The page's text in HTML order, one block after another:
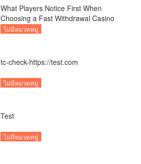
What Players Notice First When
Choosing a Fast Withdrawal Casino
UK
ไม่มีหมวดหมู่
tc-check-https://test.com
ไม่มีหมวดหมู่
Test
ไม่มีหมวดหมู่